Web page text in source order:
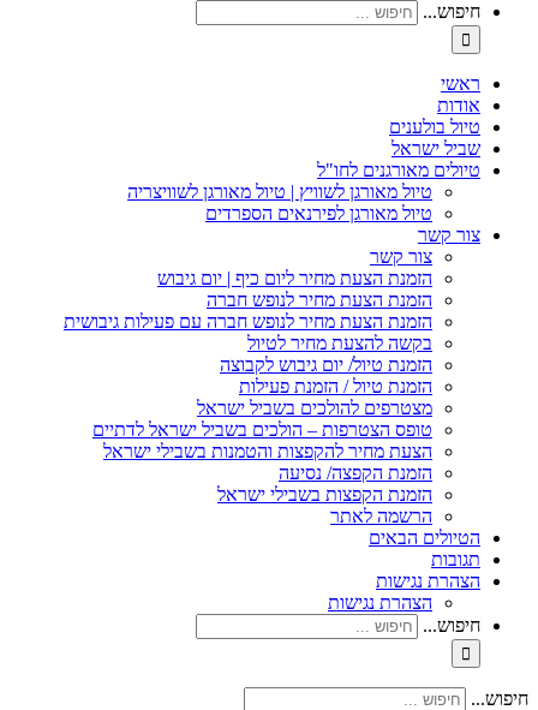
חיפוש...
ראשי
אודות
טיול בולענים
שביל ישראל
טיולים מאורגנים לחו"ל
טיול מאורגן לשוויץ | טיול מאורגן לשוויצריה
טיול מאורגן לפירנאים הספרדים
צור קשר
צור קשר
הזמנת הצעת מחיר ליום כיף | יום גיבוש
הזמנת הצעת מחיר לנופש חברה
הזמנת הצעת מחיר לנופש חברה עם פעילות גיבושית
בקשה להצעת מחיר לטיול
הזמנת טיול/ יום גיבוש לקבוצה
הזמנת טיול / הזמנת פעילות
מצטרפים להולכים בשביל ישראל
טופס הצטרפות – הולכים בשביל ישראל לדתיים
הצעת מחיר להקפצות והטמנות בשבילי ישראל
הזמנת הקפצה/ נסיעה
הזמנת הקפצות בשבילי ישראל
הרשמה לאתר
הטיולים הבאים
תגובות
הצהרת נגישות
הצהרת נגישות
חיפוש...
חיפוש...